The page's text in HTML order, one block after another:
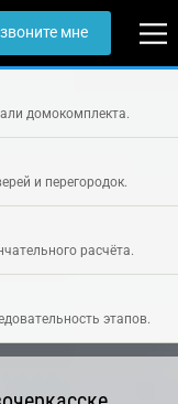
мне
домокомплекта.
и перегородок.
расчёта.
этапов.